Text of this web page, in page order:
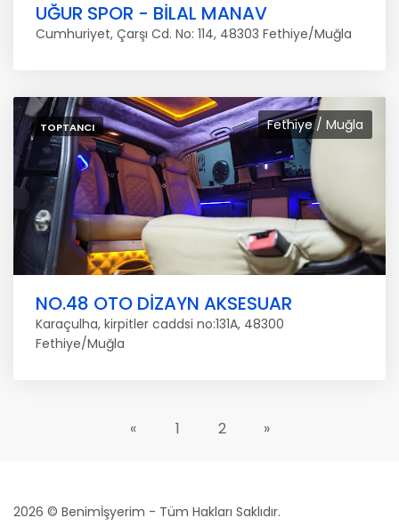
UĞUR SPOR - BİLAL MANAV
Cumhuriyet, Çarşı Cd. No: 114, 48303 Fethiye/Muğla
Fethiye / Muğla
TOPTANCI
NO.48 OTO DİZAYN AKSESUAR
Karaçulha, kirpitler caddsi no:131A, 48300
Fethiye/Muğla
« 1 2 »
2026 © Benimİşyerim - Tüm Hakları Saklıdır.